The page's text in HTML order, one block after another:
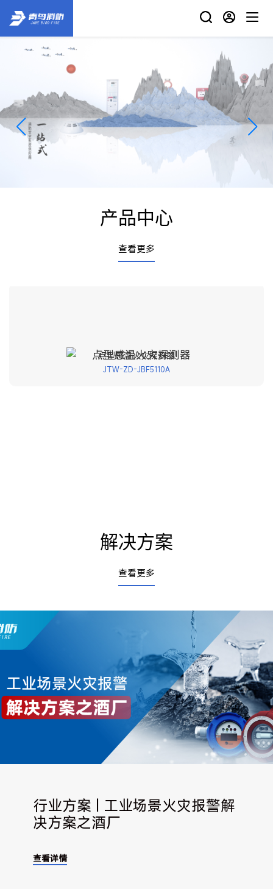
产品中心
查看更多
点型感温火灾探测器
JTW-ZD-JBF5110A
解决方案
查看更多
行业方案 | 工业场景火灾报警解
决方案之酒厂
查看详情